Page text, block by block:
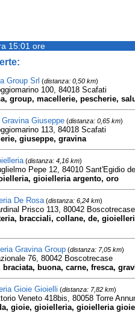
15:01 ore
Group Srl (distanza: 0,50 km)
100, 84018 Scafati
group, macellerie, pescherie,
Giuseppe(distanza: 0,65 km)
113, 84018 Scafati
giuseppe, gravina
(distanza: 4,16 km)
Pepe 12, 84010 Sant'Egidio
gioielleria argento, oro
De Rosa(distanza: 6,24 km)
Prisco 113, 80042 Boscotrecase
bracciali, collane, de,
Gravina Group(distanza: 7,05 km)
76, 80042 Boscotrecase
braciata, buona, carne, fresca,
Gioie Gioielli (distanza: 7,82 km)
Veneto 418bis, 80058 Torre
gioie, gioielleria, gioielleria